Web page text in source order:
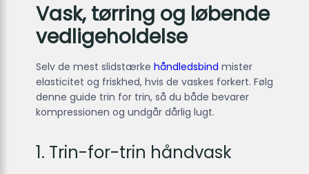
Vask, tørring og løbende
vedligeholdelse
Selv de mest slidstærke håndledsbind mister
elasticitet og friskhed, hvis de vaskes forkert. Følg
denne guide trin for trin, så du både bevarer
kompressionen og undgår dårlig lugt.
1. Trin-for-trin håndvask